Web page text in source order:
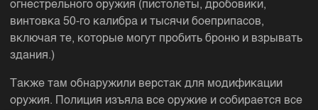
огнестрельного оружия (пистолеты, дробовики,
винтовка 50-го калибра и тысячи боеприпасов,
включая те, которые могут пробить броню и взрывать
здания.)
Также там обнаружили верстак для модификации
оружия. Полиция изъяла все оружие и собирается все